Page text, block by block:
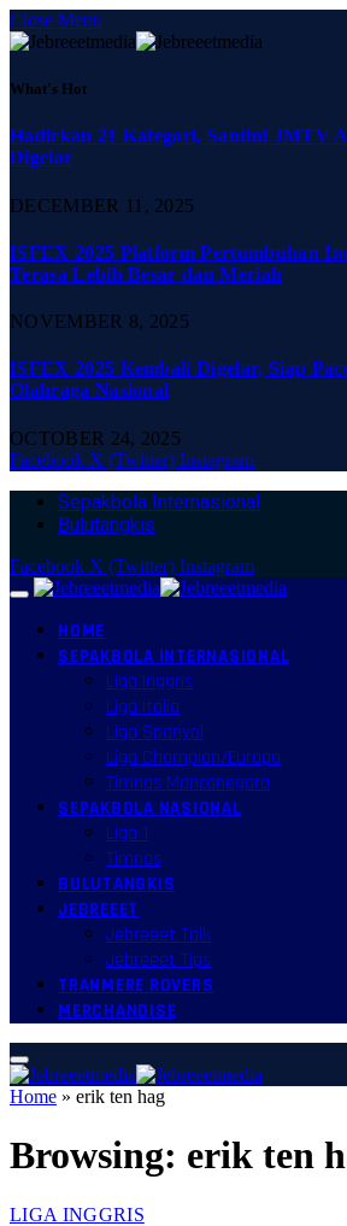
Close Menu
What's Hot
Hadirkan 21 Kategori, Santini JMTV
Digelar
DECEMBER 11, 2025
ISFEX 2025 Platform Pertumbuhan
Terasa Lebih Besar dan Meriah
NOVEMBER 8, 2025
ISFEX 2025 Kembali Digelar, Siap
Olahraga Nasional
OCTOBER 24, 2025
Facebook X (Twitter) Instagram
Sepakbola Internasional
Bulutangkis
Facebook X (Twitter) Instagram
HOME
SEPAKBOLA INTERNASIONAL
Liga Inggris
Liga Italia
Liga Spanyol
Liga Champion/Europa
Timnas Mancanegara
SEPAKBOLA NASIONAL
Liga 1
Timnas
BULUTANGKIS
JEBREEET
Jebreeet Talk
Jebreeet Tips
TRANMERE ROVERS
MERCHANDISE
Home » erik ten hag
Browsing: erik ten
LIGA INGGRIS